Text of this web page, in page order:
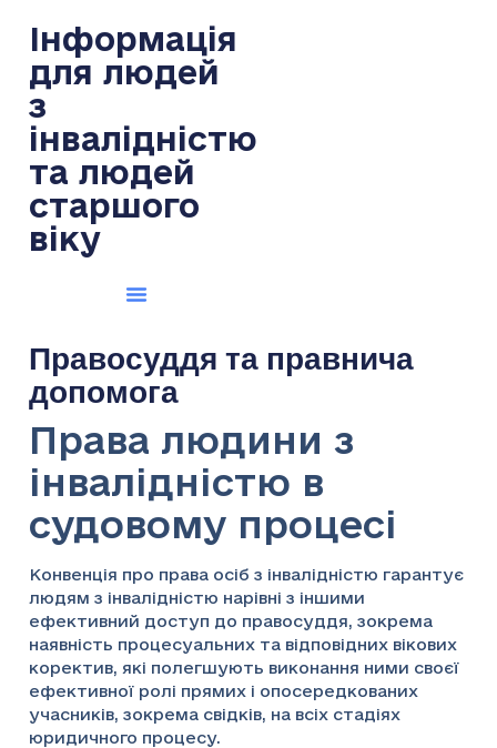
Інформація
для людей
з
інвалідністю
та людей
старшого
віку
Правосуддя та правнича
допомога
Права людини з
інвалідністю в
судовому процесі
Конвенція про права осіб з інвалідністю гарантує
людям з інвалідністю нарівні з іншими
ефективний доступ до правосуддя, зокрема
наявність процесуальних та відповідних вікових
коректив, які полегшують виконання ними своєї
ефективної ролі прямих і опосередкованих
учасників, зокрема свідків, на всіх стадіях
юридичного процесу.